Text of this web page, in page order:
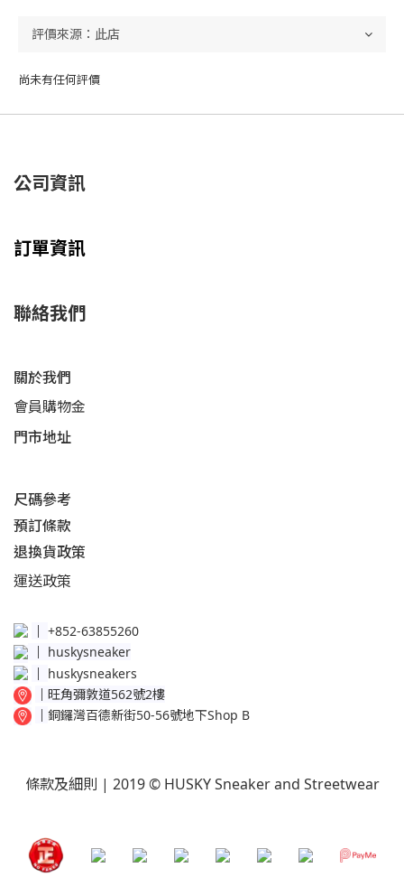
尚未有任何評價
公司資訊
訂單資訊
聯絡我們
關於我們
會員購物金
門市地址
尺碼參考
預訂條款
退換貨政策​
運送政策​
│ +852-63855260
huskysneaker
│ huskysneakers
│ 旺角彌敦道562號2樓
│ 銅鑼灣百德新街50-56號地下Shop B
條款及細則 | 2019 © HUSKY Sneaker and Streetwear